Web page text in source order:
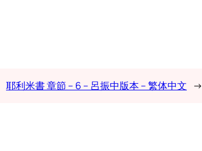
耶利米書 章節 – 6 – 呂振中版本 – 繁体中文 →